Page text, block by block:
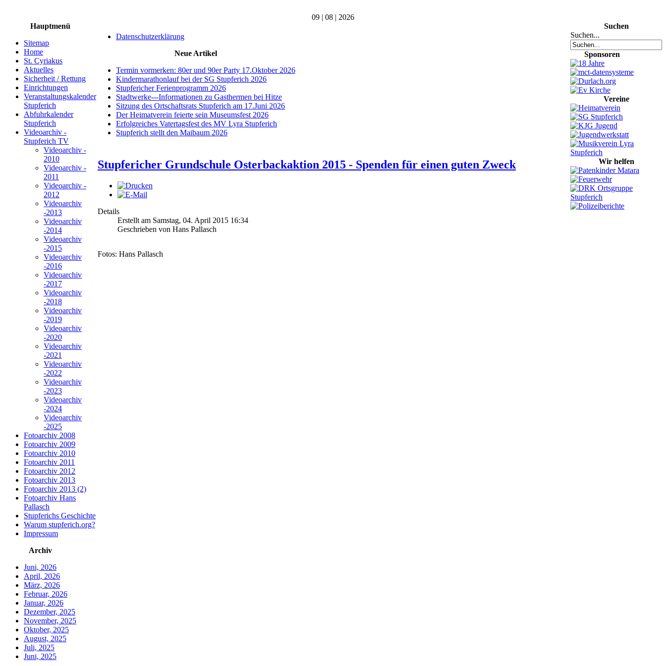
09 | 08 | 2026
Hauptmenü
Sitemap
Home
St. Cyriakus
Aktuelles
Sicherheit / Rettung
Einrichtungen
Veranstaltungskalender
Stupferich
Abfuhrkalender
Stupferich
Videoarchiv -
Stupferich TV
Videoarchiv -
2010
Videoarchiv -
2011
Videoarchiv -
2012
Videoarchiv
-2013
Videoarchiv
-2014
Videoarchiv
-2015
Videoarchiv
-2016
Videoarchiv
-2017
Videoarchiv
-2018
Videoarchiv
-2019
Videoarchiv
-2020
Videoarchiv
-2021
Videoarchiv
-2022
Videoarchiv
-2023
Videoarchiv
-2024
Videoarchiv
-2025
Fotoarchiv 2008
Fotoarchiv 2009
Fotoarchiv 2010
Fotoarchiv 2011
Fotoarchiv 2012
Fotoarchiv 2013
Fotoarchiv 2013 (2)
Fotoarchiv Hans
Pallasch
Stupferichs Geschichte
Warum stupferich.org?
Impressum
Archiv
Juni, 2026
April, 2026
März, 2026
Februar, 2026
Januar, 2026
Dezember, 2025
November, 2025
Oktober, 2025
August, 2025
Juli, 2025
Juni, 2025
Datenschutzerklärung
Neue Artikel
Termin vormerken: 80er und 90er Party 17.Oktober 2026
Kindermarathonlauf bei der SG Stupferich 2026
Stupfericher Ferienprogramm 2026
Stadtwerke---Informationen zu Gasthermen bei Hitze
Sitzung des Ortschaftsrats Stupferich am 17.Juni 2026
Der Heimatverein feierte sein Museumsfest 2026
Erfolgreiches Vatertagsfest des MV Lyra Stupferich
Stupferich stellt den Maibaum 2026
Stupfericher Grundschule Osterbackaktion 2015 - Spenden für einen guten Zweck
Details
Erstellt am Samstag, 04. April 2015 16:34
Geschrieben von Hans Pallasch
Fotos: Hans Pallasch
Suchen
Suchen...
Sponsoren
Vereine
Wir helfen